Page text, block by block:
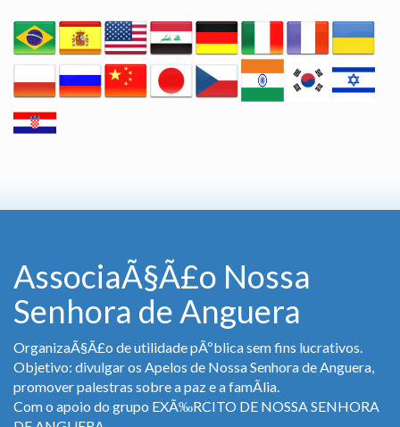
AssociaÃ§Ã£o Nossa
Senhora de Anguera
OrganizaÃ§Ã£o de utilidade pÃºblica sem fins lucrativos.
Objetivo: divulgar os Apelos de Nossa Senhora de Anguera,
promover palestras sobre a paz e a famÃ­lia.
Com o apoio do grupo EXÃ‰RCITO DE NOSSA SENHORA